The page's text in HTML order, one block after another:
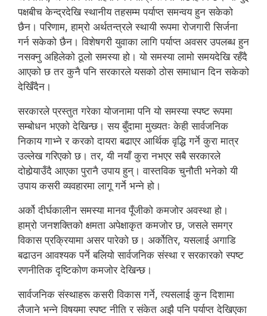
पक्षबीच केन्द्रदेखि स्थानीय तहसम्म पर्याप्त समन्वय हुन सकेको
छैन। परिणाम, हाम्रो अर्थतन्त्रले स्थायी रूपमा रोजगारी सिर्जना
गर्न सकेको छैन। विशेषगरी युवाका लागि पर्याप्त अवसर उपलब्ध हुन
नसक्नु अहिलेको ठूलो समस्या हो। यो समस्या लामो समयदेखि रहँदै
आएको छ तर कुनै पनि सरकारले यसको ठोस समाधान दिन सकेको
देखिँदैन।
सरकारले प्रस्तुत गरेका योजनामा पनि यो समस्या स्पष्ट रूपमा
सम्बोधन भएको देखिन्छ। सय बुँदामा मुख्यतः केही सार्वजनिक
निकाय गाभ्ने र करको दायरा बढाएर आर्थिक वृद्धि गर्ने कुरा मात्र
उल्लेख गरिएको छ। तर, यी नयाँ कुरा नभएर सबै सरकारले
दोहोर्‍याउँदै आएका पुरानै उपाय हुन्। वास्तविक चुनौती भनेको यी
उपाय कसरी व्यवहारमा लागू गर्ने भन्ने हो।
अर्को दीर्घकालीन समस्या मानव पूँजीको कमजोर अवस्था हो।
हाम्रो जनशक्तिको क्षमता अपेक्षाकृत कमजोर छ, जसले समग्र
विकास प्रक्रियामा असर पारेको छ। अर्कोतिर, यसलाई अगाडि
बढाउन आवश्यक पर्ने बलियो सार्वजनिक संस्था र सरकारको स्पष्ट
रणनीतिक दृष्टिकोण कमजोर देखिन्छ।
सार्वजनिक संस्थाहरू कसरी विकास गर्ने, त्यसलाई कुन दिशामा
लैजाने भन्ने विषयमा स्पष्ट नीति र संकेत अझै पनि पर्याप्त देखिएका